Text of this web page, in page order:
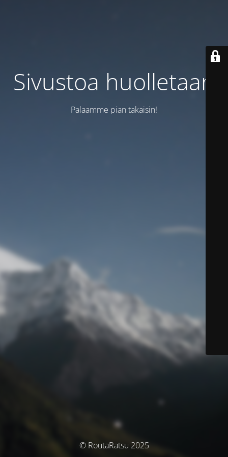
Sivustoa huolletaan
Palaamme pian takaisin!
© RoutaRatsu 2025